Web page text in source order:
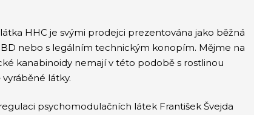
HHC je svými prodejci prezentována jako běžná
nebo s legálním technickým konopím. Mějme na
kanabinoidy nemají v této podobě s rostlinou
látky.
psychomodulačních látek František Švejda